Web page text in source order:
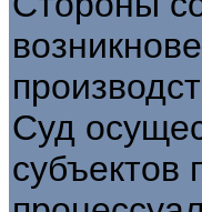
Суд
субъектов